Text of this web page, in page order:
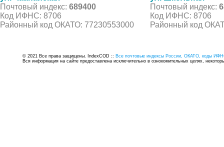
Почтовый индекс: 689400
Код ИФНС: 8706
Районный код ОКАТО: 77230553000
Почтовый индекс:
Код ИФНС: 8706
Районный код
© 2021 Все права защищены. IndexCOD :: Все почтовые индексы России, ОКАТО, коды
Вся информация на сайте предоставлена исключительно в ознокомительных целях,